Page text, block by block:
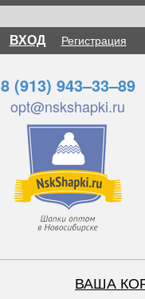
ВХОД Регистрация
8 (913) 943–33–89
opt@nskshapki.ru
ВАША